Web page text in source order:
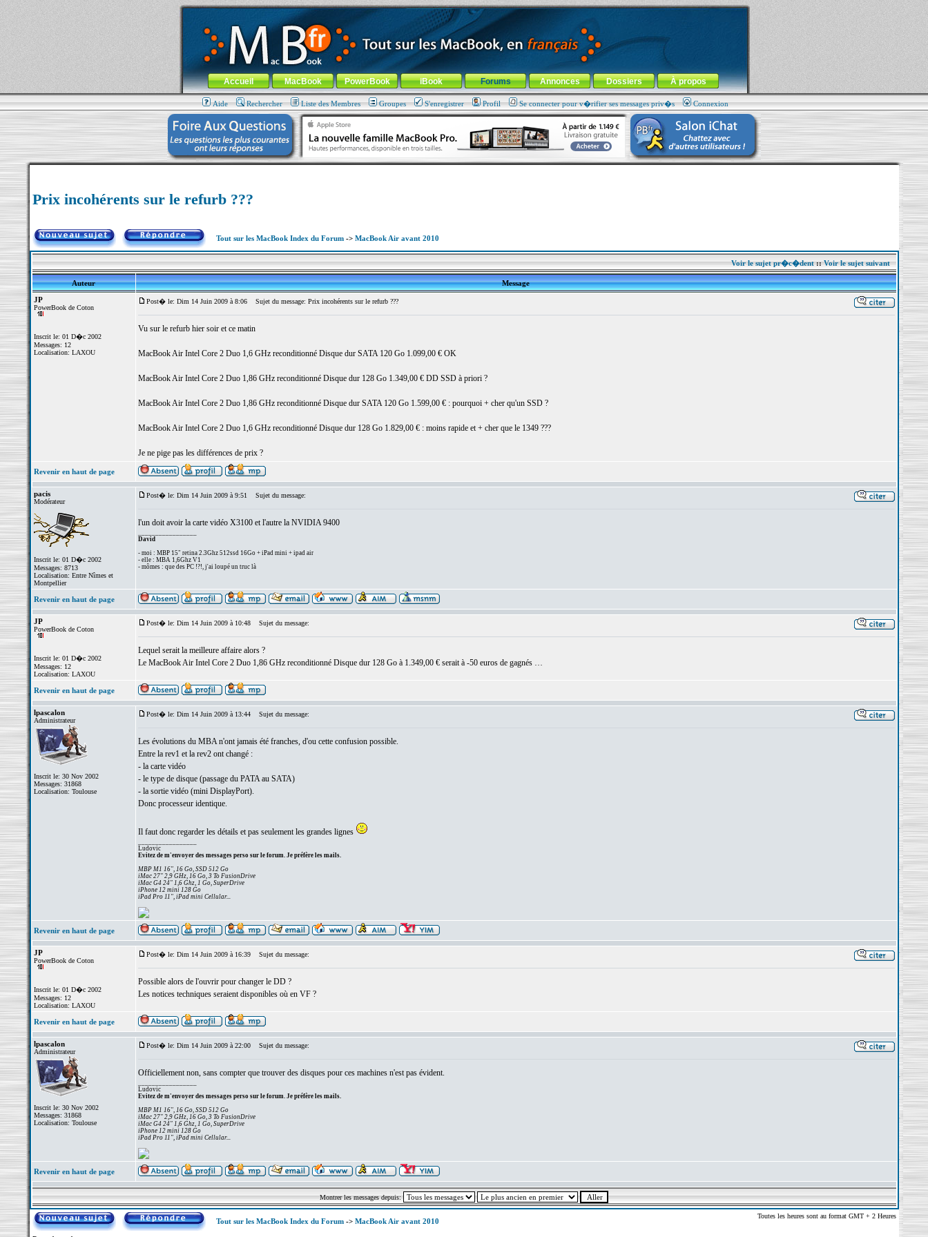
MacBook-fr.com : 100% Apple... 100% nomade !
Aller au contenu-Aller au menu général-Aller au menu de la rubrique
Menu général
Accueil MacBook PowerBook iBook Forums Annonces Dossiers À propos
Aide Rechercher Liste des Membres Groupes S'enregistrer Profil Se connecter pour v�rifier ses messages priv�s Connexion
Prix incohérents sur le refurb ???
Tout sur les MacBook Index du Forum-> MacBook Air avant 2010
Voir le sujet pr�c�dent::Voir le sujet suivant
Auteur
Message
JP
PowerBook de Coton
Inscrit le: 01 D�c 2002
Messages: 12
Localisation: LAXOU
Post� le: Dim 14 Juin 2009 à 8:06 Sujet du message: Prix incohérents sur le refurb ???
Vu sur le refurb hier soir et ce matin
MacBook Air Intel Core 2 Duo 1,6 GHz reconditionné Disque dur SATA 120 Go 1.099,00 € OK
MacBook Air Intel Core 2 Duo 1,86 GHz reconditionné Disque dur 128 Go 1.349,00 € DD SSD à priori ?
MacBook Air Intel Core 2 Duo 1,86 GHz reconditionné Disque dur SATA 120 Go 1.599,00 € : pourquoi + cher qu'un SSD ?
MacBook Air Intel Core 2 Duo 1,6 GHz reconditionné Disque dur 128 Go 1.829,00 € : moins rapide et + cher que le 1349 ???
Je ne pige pas les différences de prix ?
Revenir en haut de page
pacis
Modérateur
Inscrit le: 01 D�c 2002
Messages: 8713
Localisation: Entre Nîmes et
Montpellier
Post� le: Dim 14 Juin 2009 à 9:51 Sujet du message:
l'un doit avoir la carte vidéo X3100 et l'autre la NVIDIA 9400
David
- moi : MBP 15" retina 2.3Ghz 512ssd 16Go + iPad mini + ipad air
- elle : MBA 1,6Ghz V1
- mômes : que des PC !?!, j'ai loupé un truc là
Revenir en haut de page
JP
PowerBook de Coton
Inscrit le: 01 D�c 2002
Messages: 12
Localisation: LAXOU
Post� le: Dim 14 Juin 2009 à 10:48 Sujet du message:
Lequel serait la meilleure affaire alors ?
Le MacBook Air Intel Core 2 Duo 1,86 GHz reconditionné Disque dur 128 Go à 1.349,00 € serait à -50 euros de gagnés …
Revenir en haut de page
lpascalon
Administrateur
Inscrit le: 30 Nov 2002
Messages: 31868
Localisation: Toulouse
Post� le: Dim 14 Juin 2009 à 13:44 Sujet du message:
Les évolutions du MBA n'ont jamais été franches, d'ou cette confusion possible.
Entre la rev1 et la rev2 ont changé :
- la carte vidéo
- le type de disque (passage du PATA au SATA)
- la sortie vidéo (mini DisplayPort).
Donc processeur identique.
Il faut donc regarder les détails et pas seulement les grandes lignes
Ludovic
Evitez de m'envoyer des messages perso sur le forum. Je préfère les mails.
MBP M1 16", 16 Go, SSD 512 Go
iMac 27" 2,9 GHz, 16 Go, 3 To FusionDrive
iMac G4 24" 1,6 Ghz, 1 Go, SuperDrive
iPhone 12 mini 128 Go
iPad Pro 11", iPad mini Cellular...
Revenir en haut de page
JP
PowerBook de Coton
Inscrit le: 01 D�c 2002
Messages: 12
Localisation: LAXOU
Post� le: Dim 14 Juin 2009 à 16:39 Sujet du message:
Possible alors de l'ouvrir pour changer le DD ?
Les notices techniques seraient disponibles où en VF ?
Revenir en haut de page
lpascalon
Administrateur
Inscrit le: 30 Nov 2002
Messages: 31868
Localisation: Toulouse
Post� le: Dim 14 Juin 2009 à 22:00 Sujet du message:
Officiellement non, sans compter que trouver des disques pour ces machines n'est pas évident.
Ludovic
Evitez de m'envoyer des messages perso sur le forum. Je préfère les mails.
MBP M1 16", 16 Go, SSD 512 Go
iMac 27" 2,9 GHz, 16 Go, 3 To FusionDrive
iMac G4 24" 1,6 Ghz, 1 Go, SuperDrive
iPhone 12 mini 128 Go
iPad Pro 11", iPad mini Cellular...
Revenir en haut de page
Montrer les messages depuis:
Tout sur les MacBook Index du Forum-> MacBook Air avant 2010
Toutes les heures sont au format GMT + 2 Heures